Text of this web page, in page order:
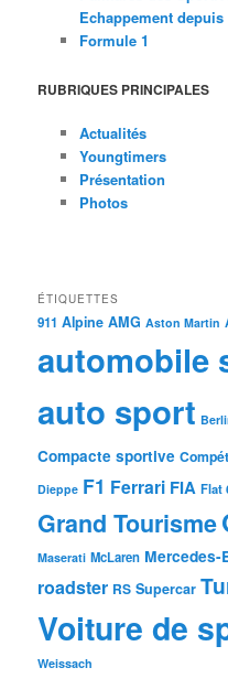
Echappement depuis
Formule 1
RUBRIQUES PRINCIPALES
Actualités
Youngtimers
Présentation
Photos
ÉTIQUETTES
911 Alpine AMG Aston Martin
automobile
auto sport
Compacte sportive
Dieppe F1 Ferrari FIA Flat
Grand Tourisme
Maserati McLaren Mercedes-
roadster RS Supercar
Voiture de
Weissach